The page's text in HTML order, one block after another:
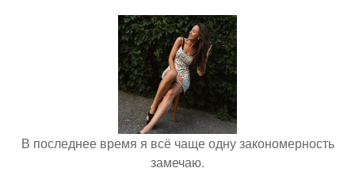
В последнее время я всё чаще одну закономерность
замечаю.